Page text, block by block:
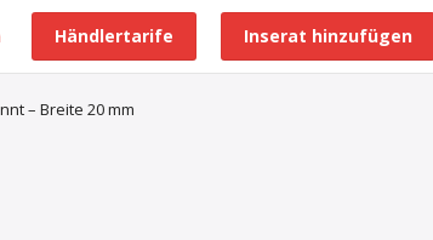
Inserat hinzufügen
Händlertarife
– Breite 20 mm